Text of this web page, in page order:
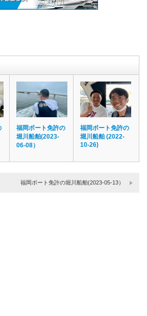
福岡ボート免許の
堀川船舶(2023-
06-08）
福岡ボート免許の
堀川船舶 (2022-
10-26)
福岡ボート免許の堀川船舶(2023-05-13）